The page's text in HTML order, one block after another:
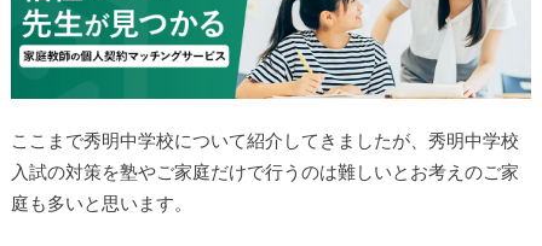
ここまで秀明中学校について紹介してきましたが、秀明中学校
入試の対策を塾やご家庭だけで行うのは難しいとお考えのご家
庭も多いと思います。